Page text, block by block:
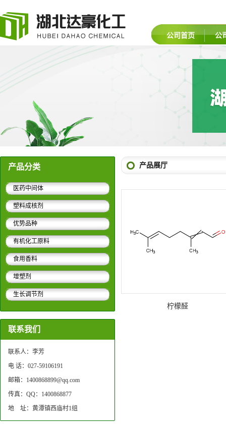
公司首页 公
产品分类
医药中间体
塑料成核剂
优势品种
有机化工原料
食用香料
增塑剂
生长调节剂
联系我们
联系人：李芳
电 话：027-59106191
邮箱：1400868899@qq.com
传真：QQ：1400868877
地 址：黄潭镇西庙村1组
产品展厅
柠檬醛